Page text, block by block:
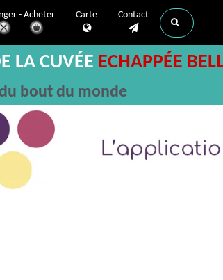
- Acheter Carte Contact
LA CUVÉE ECHAPPÉE
bout du monde